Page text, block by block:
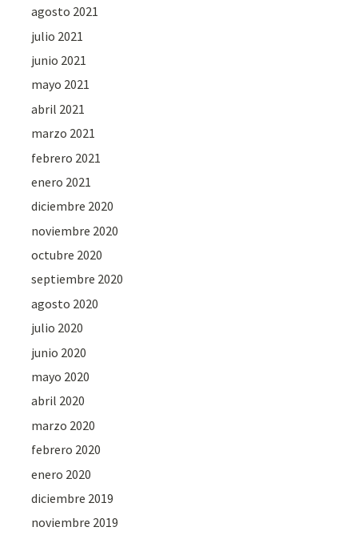
agosto 2021
julio 2021
junio 2021
mayo 2021
abril 2021
marzo 2021
febrero 2021
enero 2021
diciembre 2020
noviembre 2020
octubre 2020
septiembre 2020
agosto 2020
julio 2020
junio 2020
mayo 2020
abril 2020
marzo 2020
febrero 2020
enero 2020
diciembre 2019
noviembre 2019